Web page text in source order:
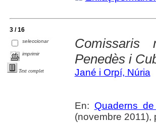
3 / 16
seleccionar
imprimir
Text complet
Comissaris
Penedès i
Jané i Orpí, Núria
En: Quaderns
(novembre 2011),